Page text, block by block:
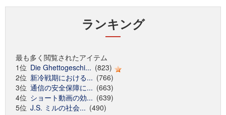
ランキング
最も多く閲覧されたアイテム
1位 Die Ghettogeschi... (823)
2位 新冷戦期における... (766)
3位 通信の安全保障に... (663)
4位 ショート動画の効... (639)
5位 J.S. ミルの社会... (490)